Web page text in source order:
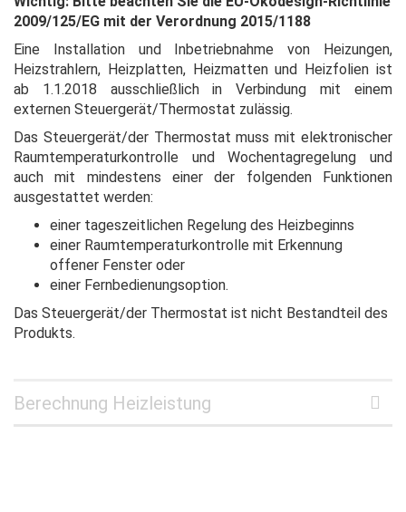
2009/125/EG mit der Verordnung 2015/1188
Eine Installation und Inbetriebnahme von Heizungen,
Heizstrahlern, Heizplatten, Heizmatten und Heizfolien ist
ab 1.1.2018 ausschließlich in Verbindung mit einem
externen Steuergerät/Thermostat zulässig.
Das Steuergerät/der Thermostat muss mit elektronischer
Raumtemperaturkontrolle und Wochentagregelung und
auch mit mindestens einer der folgenden Funktionen
ausgestattet werden:
einer tageszeitlichen Regelung des Heizbeginns
einer Raumtemperaturkontrolle mit Erkennung
offener Fenster oder
einer Fernbedienungsoption.
Das Steuergerät/der Thermostat ist nicht Bestandteil des
Produkts.
Berechnung Heizleistung